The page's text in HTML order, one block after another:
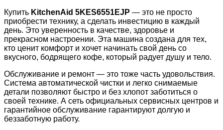
Купить KitchenAid 5KES6551EJP — это не просто
приобрести технику, а сделать инвестицию в каждый
день. Это уверенность в качестве, здоровье и
прекрасном настроении. Эта машина создана для тех,
кто ценит комфорт и хочет начинать свой день со
вкусного, бодрящего кофе, который радует душу и тело.
Обслуживание и ремонт — это тоже часть удовольствия.
Система автоматической чистки и легко снимаемые
детали позволяют быстро и без хлопот заботиться о
своей технике. А сеть официальных сервисных центров и
гарантийное обслуживание гарантируют долгую и
беззаботную работу.